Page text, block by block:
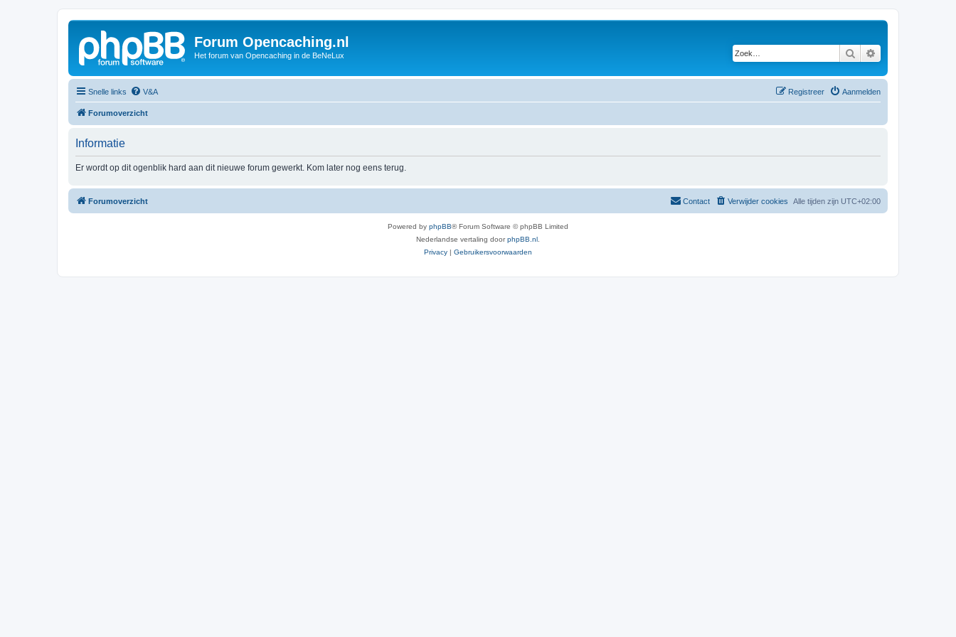
Forum Opencaching.nl
Het forum van Opencaching in de BeNeLux Zoek
Snelle links V&A Aanmelden
Registreer
Forumoverzicht
Informatie
Er wordt op dit ogenblik hard aan dit nieuwe forum gewerkt. Kom later nog eens terug.
Forumoverzicht Alle tijden zijn UTC+02:00
Verwijder cookies
Contact
Powered by phpBB® Forum Software © phpBB Limited
Nederlandse vertaling doorphpBB.nl
Privacy | Gebruikersvoorwaarden